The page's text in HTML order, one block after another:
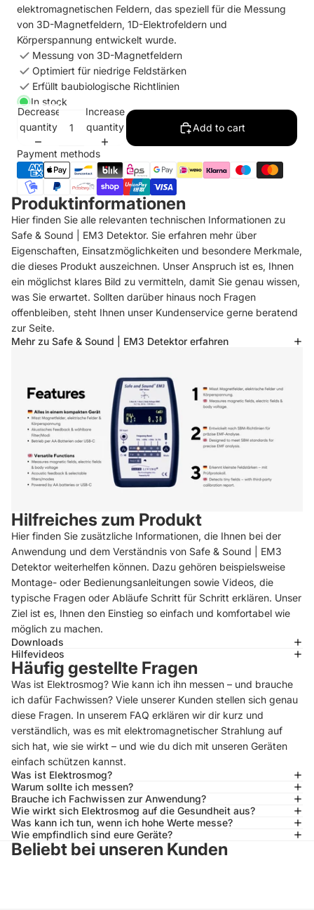
elektromagnetischen Feldern, das speziell für die Messung
von 3D-Magnetfeldern, 1D-Elektrofeldern und
Körperspannung entwickelt wurde.
Messung von 3D-Magnetfeldern
Optimiert für niedrige Feldstärken
Erfüllt baubiologische Richtlinien
In stock
Decrease
quantity
Increase
quantity
Add to cart
Payment methods
Produktinformationen
Hier finden Sie alle relevanten technischen Informationen zu
Safe & Sound | EM3 Detektor. Sie erfahren mehr über
Eigenschaften, Einsatzmöglichkeiten und besondere Merkmale,
die dieses Produkt auszeichnen. Unser Anspruch ist es, Ihnen
ein möglichst klares Bild zu vermitteln, damit Sie genau wissen,
was Sie erwartet. Sollten darüber hinaus noch Fragen
offenbleiben, steht Ihnen unser Kundenservice gerne beratend
zur Seite.
Mehr zu Safe & Sound | EM3 Detektor erfahren
Hilfreiches zum Produkt
Hier finden Sie zusätzliche Informationen, die Ihnen bei der
Anwendung und dem Verständnis von Safe & Sound | EM3
Detektor weiterhelfen können. Dazu gehören beispielsweise
Montage- oder Bedienungsanleitungen sowie Videos, die
typische Fragen oder Abläufe Schritt für Schritt erklären. Unser
Ziel ist es, Ihnen den Einstieg so einfach und komfortabel wie
möglich zu machen.
Downloads
Hilfevideos
Häufig gestellte Fragen
Was ist Elektrosmog? Wie kann ich ihn messen – und brauche
ich dafür Fachwissen? Viele unserer Kunden stellen sich genau
diese Fragen. In unserem FAQ erklären wir dir kurz und
verständlich, was es mit elektromagnetischer Strahlung auf
sich hat, wie sie wirkt – und wie du dich mit unseren Geräten
einfach schützen kannst.
Was ist Elektrosmog?
Warum sollte ich messen?
Brauche ich Fachwissen zur Anwendung?
Wie wirkt sich Elektrosmog auf die Gesundheit aus?
Was kann ich tun, wenn ich hohe Werte messe?
Wie empfindlich sind eure Geräte?
Beliebt bei unseren Kunden